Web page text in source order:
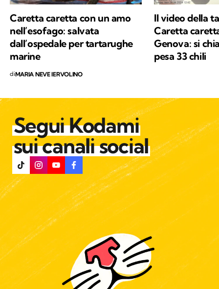
Caretta caretta con un amo
nell’esofago: salvata
dall’ospedale per tartarughe
marine
diMARIA NEVE IERVOLINO
Il video della
Caretta
Genova: si
pesa 33 chili
Segui Kodami
sui canali social